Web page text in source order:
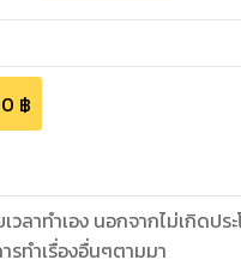
฿
วลาทำเอง นอกจากไม่เกิดปร
รทำเรื่องอื่นๆตามมา